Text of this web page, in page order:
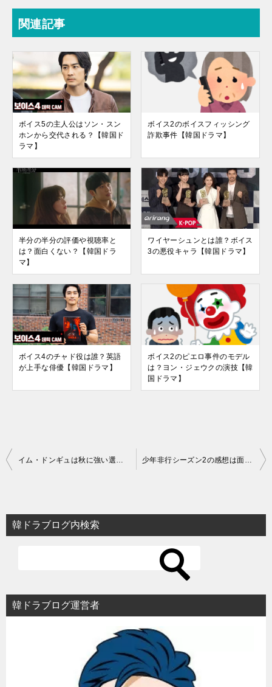
関連記事
ボイス5の主人公はソン・スン
ホンから交代される？【韓国ド
ラマ】
ボイス2のボイスフィッシング
詐欺事件【韓国ドラマ】
半分の半分の評価や視聴率と
は？面白くない？【韓国ドラ
マ】
ワイヤーシュンとは誰？ボイス
3の悪役キャラ【韓国ドラマ】
ボイス4のチャド役は誰？英語
が上手な俳優【韓国ドラマ】
ボイス2のピエロ事件のモデル
は？ヨン・ジェウクの演技【韓
国ドラマ】
投
ビ
ゲ
ョ
ン
イム・ドンギュは秋に強い選手？【ストーブリーグ/韓国ドラマ】 少年非行シーズン2の感想は面白くない？最終回に不満【韓国ドラマ】
韓ドラブログ内検索
韓ドラブログ運営者